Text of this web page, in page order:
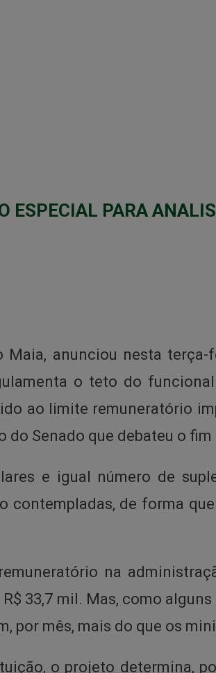
ESPECIAL PARA
Maia, anunciou nesta
o teto do
ao limite remuneratório
Senado que debateu o fim
e igual número de
contempladas, de forma
na
33,7 mil. Mas, como
por mês, mais do que os
o projeto determina,